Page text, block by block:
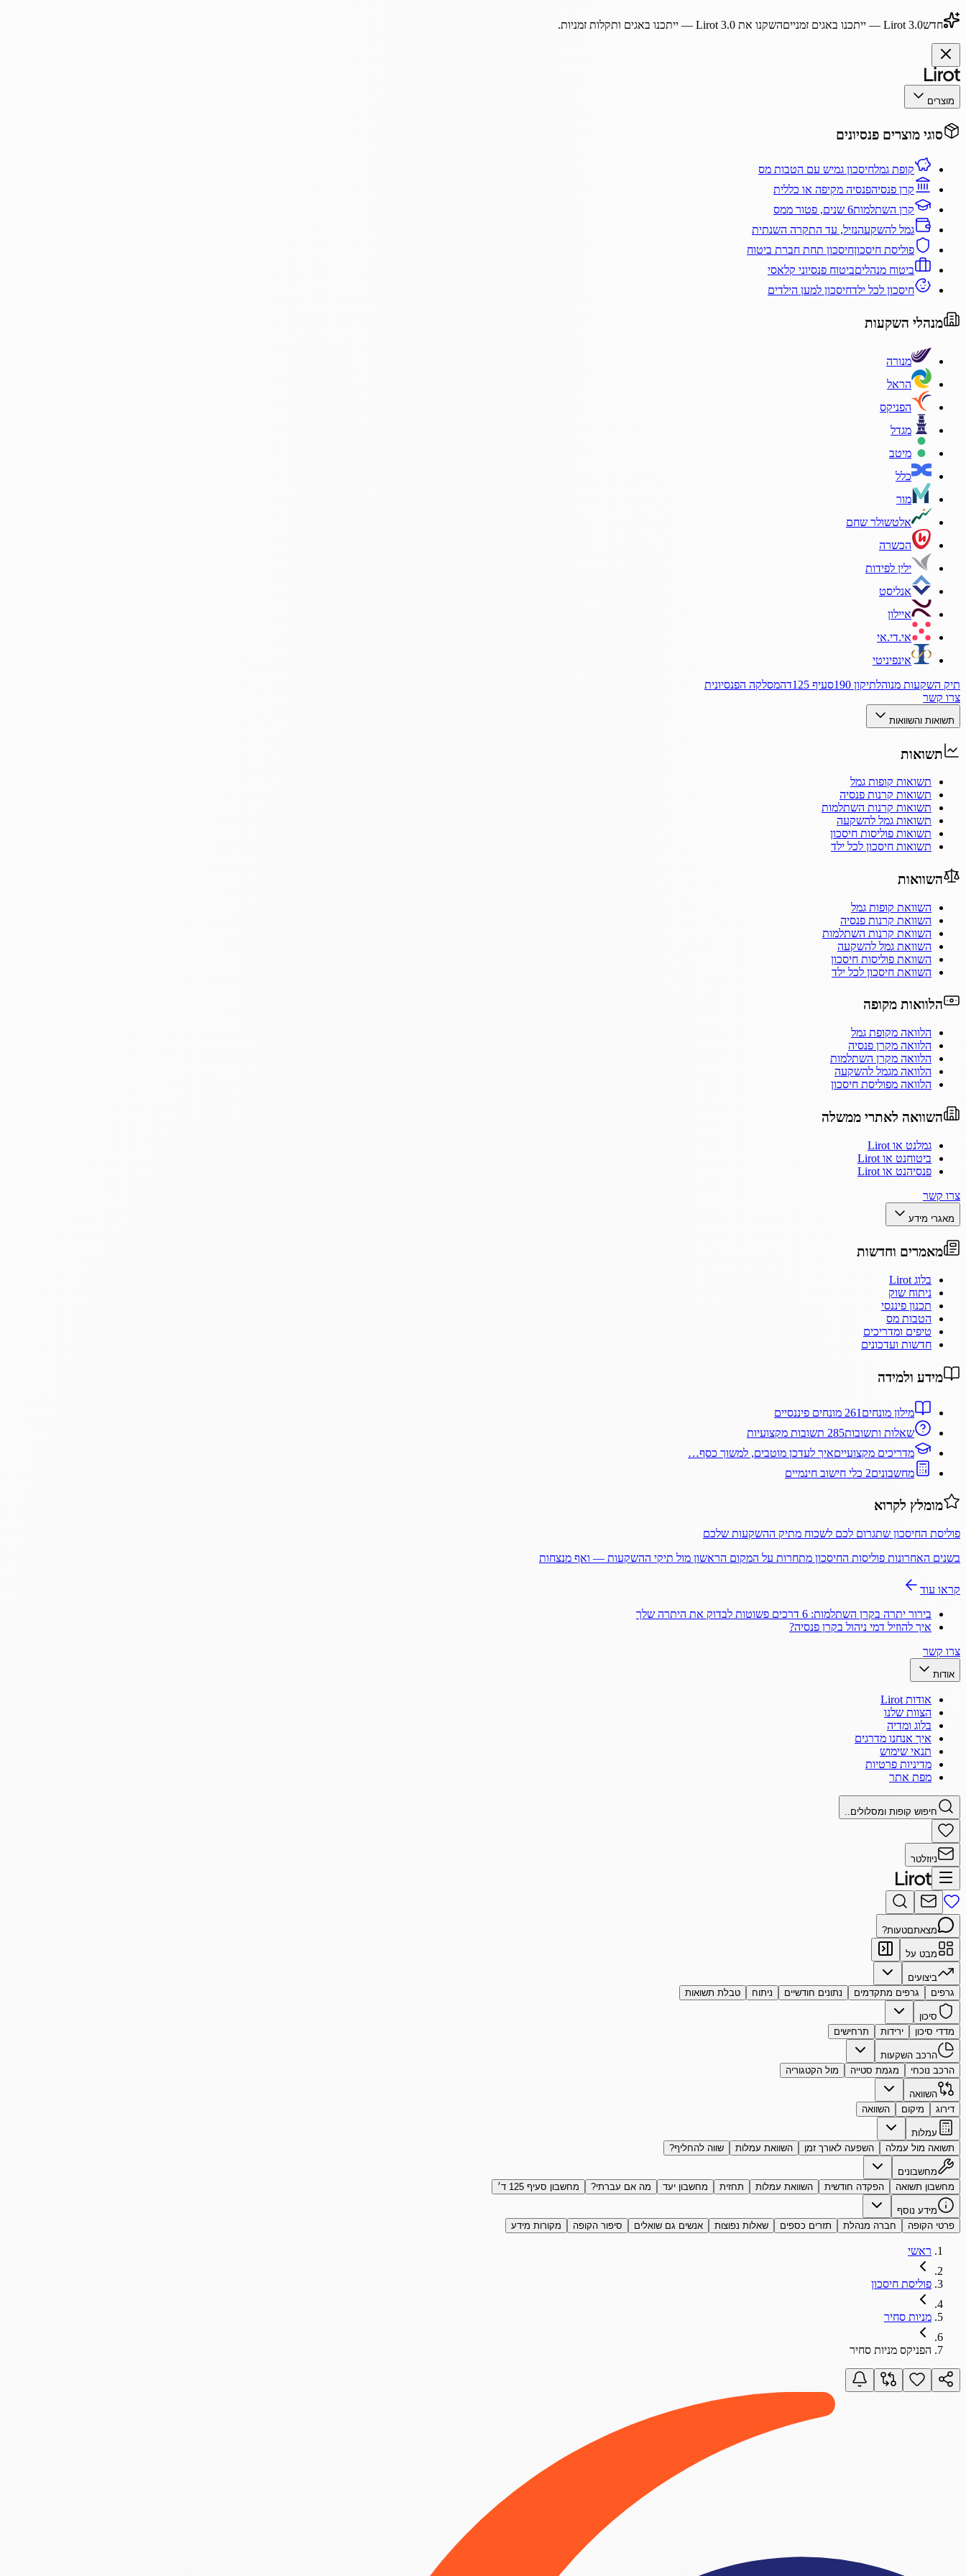
חדשLirot 3.0 — ייתכנו באגים זמנייםהשקנו את Lirot 3.0 — ייתכנו באגים ותקלות זמניות.
מוצרים
סוגי מוצרים פנסיונים
קופת גמלחיסכון גמיש עם הטבות מס
קרן פנסיהפנסיה מקיפה או כללית
קרן השתלמות6 שנים, פטור ממס
גמל להשקעהנזיל, עד התקרה השנתית
פוליסת חיסכוןחיסכון תחת חברת ביטוח
ביטוח מנהליםביטוח פנסיוני קלאסי
חיסכון לכל ילדחיסכון למען הילדים
מנהלי השקעות
מנורה
הראל
הפניקס
מגדל
מיטב
כלל
מור
אלטשולר שחם
הכשרה
ילין לפידות
אנליסט
איילון
אי.די.אי
אינפיניטי
תיק השקעות מנוהלתיקון 190 סעיף 125ד
המסלקה הפנסיונית
צרו קשר
תשואות והשוואות
תשואות
תשואות קופות גמל
תשואות קרנות פנסיה
תשואות קרנות השתלמות
תשואות גמל להשקעה
תשואות פוליסות חיסכון
תשואות חיסכון לכל ילד
השוואות
השוואת קופות גמל
השוואת קרנות פנסיה
השוואת קרנות השתלמות
השוואת גמל להשקעה
השוואת פוליסות חיסכון
השוואת חיסכון לכל ילד
הלוואות מקופה
הלוואה מקופת גמל
הלוואה מקרן פנסיה
הלוואה מקרן השתלמות
הלוואה מגמל להשקעה
הלוואה מפוליסת חיסכון
השוואה לאתרי ממשלה
גמלנט או Lirot
ביטוחנט או Lirot
פנסיהנט או Lirot
צרו קשר
מאגרי מידע
מאמרים וחדשות
בלוג Lirot
ניתוח שוק
תכנון פיננסי
הטבות מס
טיפים ומדריכים
חדשות ועדכונים
מידע ולמידה
מילון מונחים 261 מונחים פיננסיים
שאלות ותשובות285 תשובות מקצועיות
מדריכים מקצועייםאיך לעדכן מוטבים, למשוך כסף…
מחשבונים2 כלי חישוב חינמיים
מומלץ לקרוא
פוליסת החיסכון שתגרום לכם לשכוח מתיק ההשקעות שלכם
בשנים האחרונות פוליסות החיסכון מתחרות על המקום הראשון מול תיקי ההשקעות — ואף מנצחות
קראו עוד
בירור יתרה בקרן השתלמות: 6 דרכים פשוטות לבדוק את היתרה שלך
איך להוזיל דמי ניהול בקרן פנסיה?
צרו קשר
אודות
אודות Lirot
הצוות שלנו
בלוג ומדיה
איך אנחנו מדרגים
תנאי שימוש
מדיניות פרטיות
מפת אתר
חיפוש קופות ומסלולים..
ניוזלטר
מצאתםטעות?
מבט על
ביצועים
גרפים
גרפים מתקדמים נתונים חודשיים ניתוח טבלת תשואות
סיכון
מדדי סיכון
ירידות תרחישים
הרכב השקעות
הרכב נוכחי
מגמת סטייה מול הקטגוריה
השוואה
דירוג
מיקום השוואה
עמלות
תשואה מול עמלה
השפעה לאורך זמן השוואת עמלות שווה להחליף?
מחשבונים
מחשבון תשואה
הפקדה חודשית השוואת עמלות תחזית מחשבון יעד מה אם עברתי? מחשבון סעיף 125 ד׳
מידע נוסף
פרטי הקופה
חברה מנהלת תזרים כספים שאלות נפוצות אנשים גם שואלים סיפור הקופה מקורות מידע
ראשי
פוליסת חיסכון
מניות סחיר
הפניקס מניות סחיר